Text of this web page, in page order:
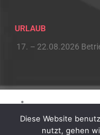
URLAUB
17. – 22.08.2026
Diese Website
nutzt, gehen